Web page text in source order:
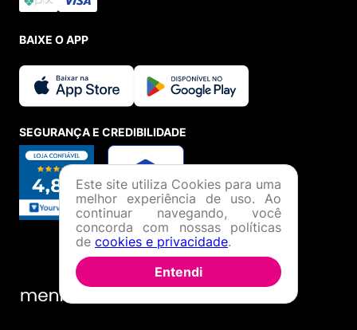
BAIXE O APP
SEGURANÇA E CREDIBILIDADE
Este site utiliza Cookies para uma
melhor experiência de uso. Ao
continuar navegando, você
concorda com nossas políticas
de cookies e privacidade.
Entendi